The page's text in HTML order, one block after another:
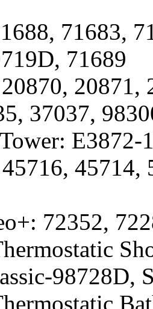
71683,
71689
20871,
37037,
45714,
72352,
98728D,